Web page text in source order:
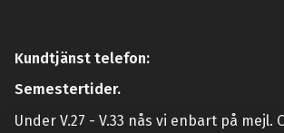
Kundtjänst telefon:
Semestertider.
Under V.27 - V.33 nås vi enbart på mejl.